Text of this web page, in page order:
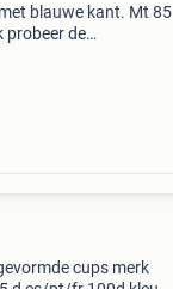
blauwe kant. Mt 85
probeer de
cups merk